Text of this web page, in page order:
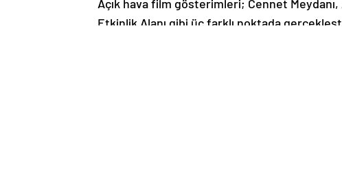
Açık hava film gösterimleri; Cennet
Etkinlik Alanı gibi üç farklı noktada